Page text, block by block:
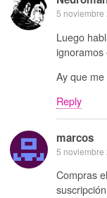
5 noviembre
Luego
ignoramos
Ay que me
Reply
marcos
5 noviembre
Compras